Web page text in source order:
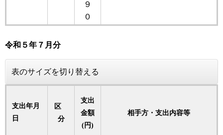
９
０
令和５年 ７月分
表のサイズを切り替える
支出年月
日
区
分
支出
金額
(円)
相手方・支出内容等